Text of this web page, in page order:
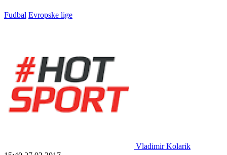
Fudbal Evropske lige
Vladimir Kolarik